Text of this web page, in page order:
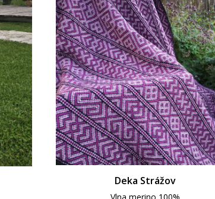
Deka Strážov
Vlna merino 100%